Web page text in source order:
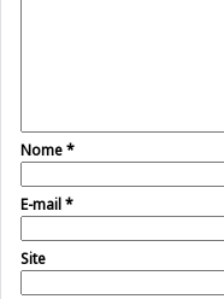
Nome*
E-mail*
Site